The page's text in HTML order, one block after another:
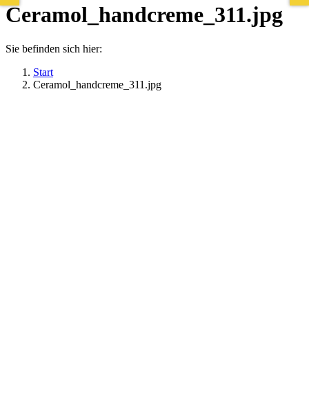
Ceramol_handcreme_311.jpg
Sie befinden sich hier:
Start
Ceramol_handcreme_311.jpg